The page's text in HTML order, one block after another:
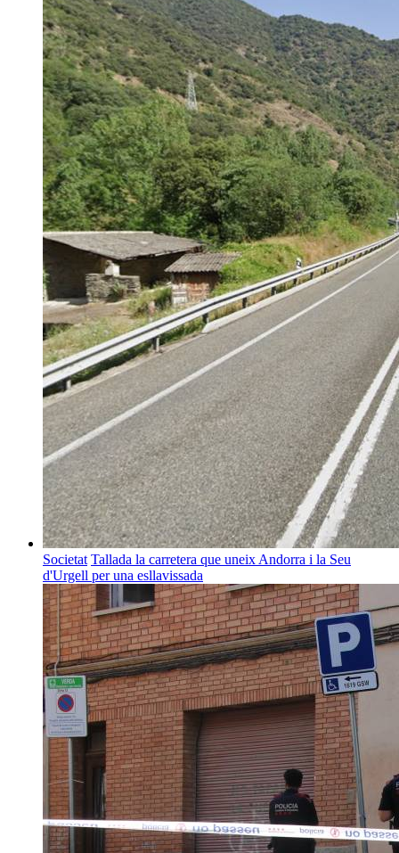
Societat Tallada la carretera que uneix Andorra i la Seu
d'Urgell per una esllavissada